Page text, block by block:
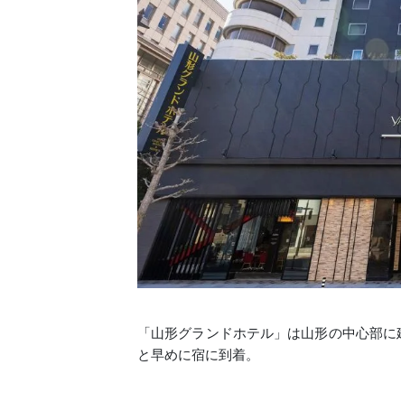
「山形グランドホテル」は山形の中心部
と早めに宿に到着。